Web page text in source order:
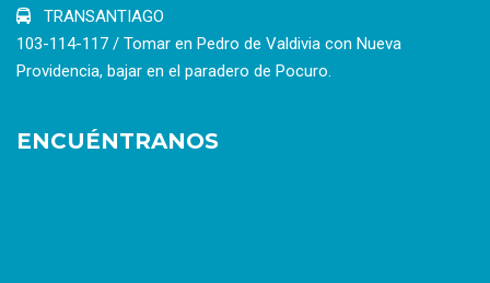
TRANSANTIAGO
103-114-117 / Tomar en Pedro de Valdivia con Nueva
Providencia, bajar en el paradero de Pocuro.
ENCUÉNTRANOS